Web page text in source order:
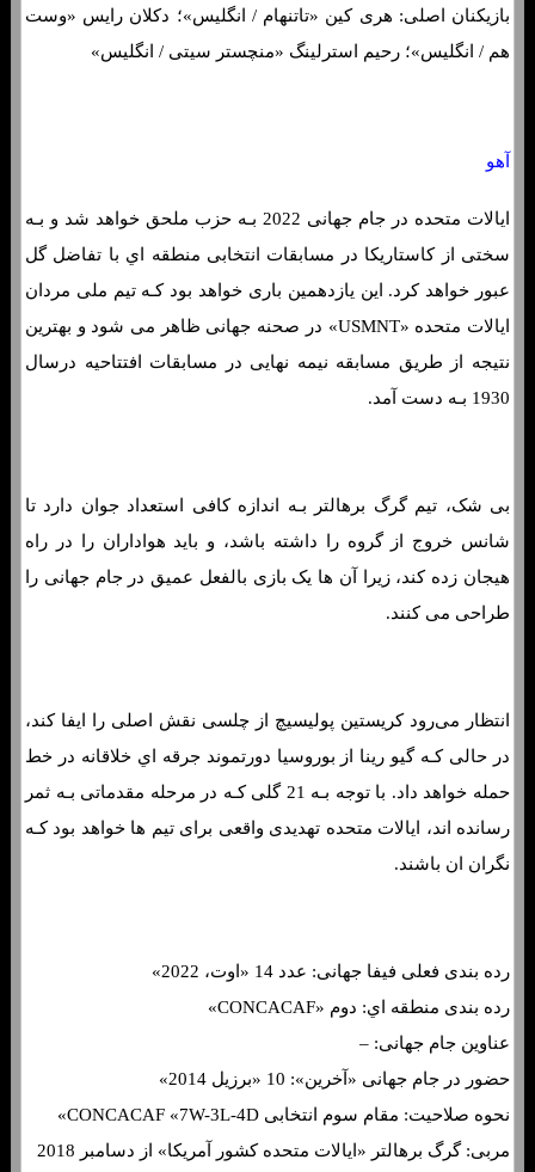
بازیکنان اصلی: هری کین «تاتنهام / انگلیس»؛ دکلان رایس «وست
هم / انگلیس»؛ رحیم استرلینگ «منچستر سیتی / انگلیس»
آهو
ایالات متحده در جام جهانی 2022 بـه حزب ملحق خواهد شد و بـه
سختی از کاستاریکا در مسابقات انتخابی منطقه اي با تفاضل گل
عبور خواهد کرد. این یازدهمین باری خواهد بود کـه تیم ملی مردان
ایالات متحده «USMNT» در صحنه جهانی ظاهر می شود و بهترین
نتیجه از طریق مسابقه نیمه نهایی در مسابقات افتتاحیه درسال
1930 بـه دست آمد.
بی شک، تیم گرگ برهالتر بـه اندازه کافی استعداد جوان دارد تا
شانس خروج از گروه را داشته باشد، و باید هواداران را در راه
هیجان زده کند، زیرا آن ها یک بازی بالفعل عمیق در جام جهانی را
طراحی می کنند.
انتظار می‌رود کریستین پولیسیچ از چلسی نقش اصلی را ایفا کند،
در حالی کـه گیو رینا از بوروسیا دورتموند جرقه اي خلاقانه در خط
حمله خواهد داد. با توجه بـه 21 گلی کـه در مرحله مقدماتی بـه ثمر
رسانده اند، ایالات متحده تهدیدی واقعی برای تیم ها خواهد بود کـه
نگران ان باشند.
رده بندی فعلی فیفا جهانی: عدد 14 «اوت، 2022»
رده بندی منطقه اي: دوم «CONCACAF»
عناوین جام جهانی: –
حضور در جام جهانی «آخرین»: 10 «برزیل 2014»
نحوه صلاحیت: مقام سوم انتخابی CONCACAF «7W-3L-4D»
مربی: گرگ برهالتر «ایالات متحده کشور آمریکا» از دسامبر 2018